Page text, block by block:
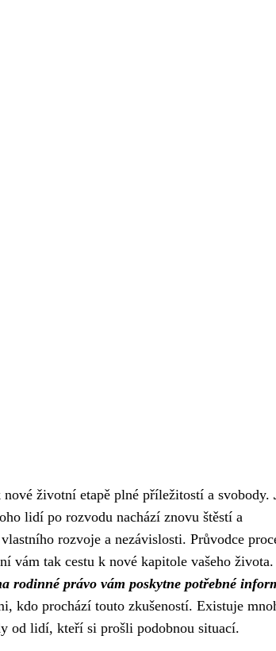
životní etapě plné příležitostí a svobody.
lidí po rozvodu nachází znovu štěstí a
rozvoje a nezávislosti. Průvodce
vám tak cestu k nové kapitole vašeho života.
rodinné právo vám poskytne potřebné
kdo prochází touto zkušeností. Existuje
od lidí, kteří si prošli podobnou situací.